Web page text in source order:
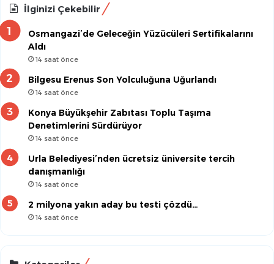
İlginizi Çekebilir
Osmangazi’de Geleceğin Yüzücüleri Sertifikalarını
Aldı
14 saat önce
Bilgesu Erenus Son Yolculuğuna Uğurlandı
14 saat önce
Konya Büyükşehir Zabıtası Toplu Taşıma
Denetimlerini Sürdürüyor
14 saat önce
Urla Belediyesi’nden ücretsiz üniversite tercih
danışmanlığı
14 saat önce
2 milyona yakın aday bu testi çözdü…
14 saat önce